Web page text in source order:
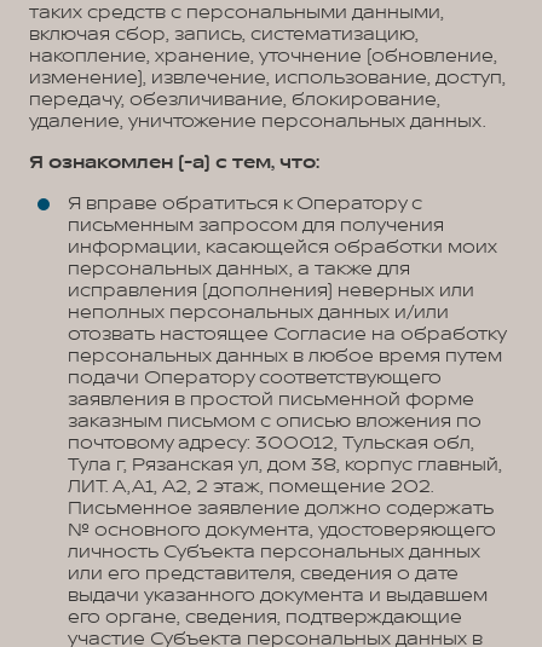
таких средств с персональными данными,
включая сбор, запись, систематизацию,
накопление, хранение, уточнение (обновление,
изменение), извлечение, использование, доступ,
передачу, обезличивание, блокирование,
удаление, уничтожение персональных данных.
Я ознакомлен (-а) с тем, что:
Я вправе обратиться к Оператору с
письменным запросом для получения
информации, касающейся обработки моих
персональных данных, а также для
исправления (дополнения) неверных или
неполных персональных данных и/или
отозвать настоящее Согласие на обработку
персональных данных в любое время путем
подачи Оператору соответствующего
заявления в простой письменной форме
заказным письмом с описью вложения по
почтовому адресу: 300012, Тульская обл,
Тула г, Рязанская ул, дом 38, корпус главный,
ЛИТ. А,А1, А2, 2 этаж, помещение 202.
Письменное заявление должно содержать
№ основного документа, удостоверяющего
личность Субъекта персональных данных
или его представителя, сведения о дате
выдачи указанного документа и выдавшем
его органе, сведения, подтверждающие
участие Субъекта персональных данных в